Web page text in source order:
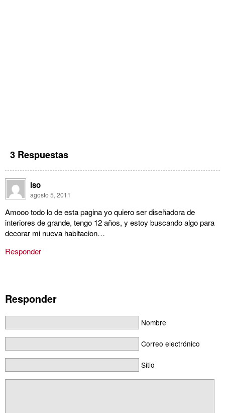
3 Respuestas
iso
agosto 5, 2011
Amooo todo lo de esta pagina yo quiero ser diseñadora de
interiores de grande, tengo 12 años, y estoy buscando algo para
decorar mi nueva habitacion…
Responder
Responder
Nombre
Correo electrónico
Sitio